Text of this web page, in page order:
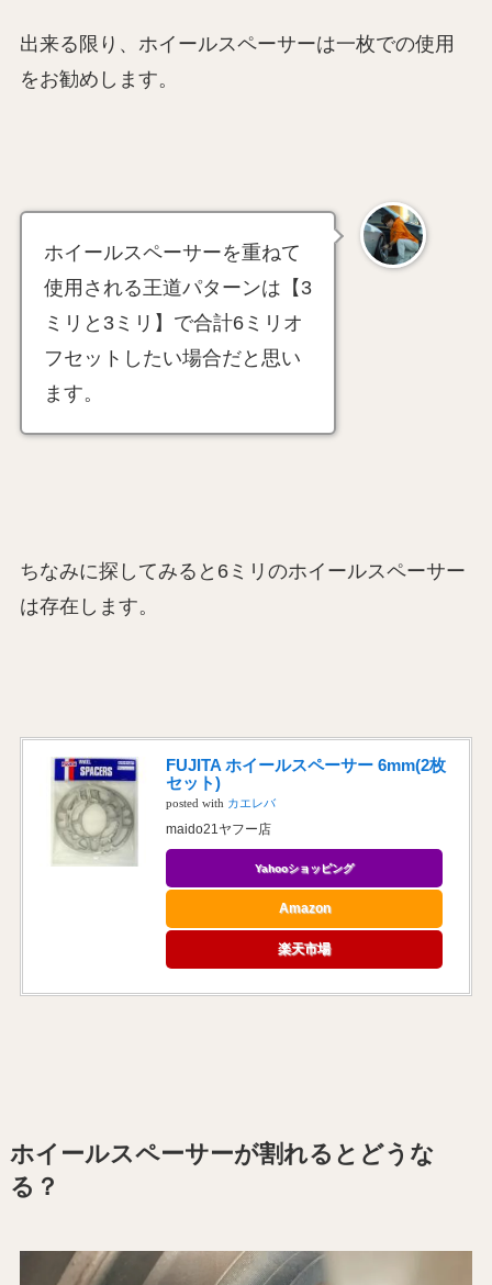
出来る限り、ホイールスペーサーは一枚での使用
をお勧めします。
ホイールスペーサーを重ねて
使用される王道パターンは【3
ミリと3ミリ】で合計6ミリオ
フセットしたい場合だと思い
ます。
ちなみに探してみると6ミリのホイールスペーサー
は存在します。
FUJITA ホイールスペーサー 6mm(2枚
セット)
posted with カエレバ
maido21ヤフー店
Yahooショッピング
Amazon
楽天市場
ホイールスペーサーが割れるとどうな
る？